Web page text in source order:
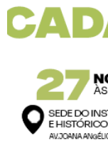
IGHB Bahia
13 de nov.
O Cultivo do
de palestra
novembro